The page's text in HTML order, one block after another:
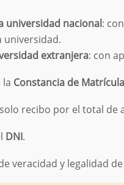
universidad nacional:
universidad.
extranjera: con
la Constancia de
recibo por el total de
DNI.
veracidad y legalidad